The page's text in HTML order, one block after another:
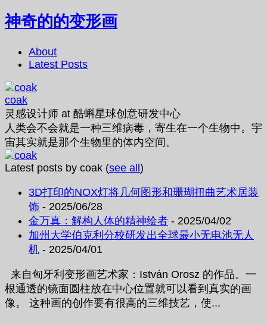
神奇的的变形画
About
Latest Posts
coak
灵感设计师 at 酷蝌星球创意研发中心
人类会不会就是一种三维病毒，寄生在一个生物中。宇
宙其实就是那个生物里的体内空间。
Latest posts by coak (see all)
3D打印的NOX灯将几何图形和珊瑚扭曲艺术居装
饰 - 2025/06/28
金万真：解构人体的精神绘者 - 2025/04/02
加州大学伯克利分校研发出全球最小无电池无人
机 - 2025/04/01
来自匈牙利变形画艺术家：István Orosz 的作品。一
根通透的镜面圆柱放在中心位置就可以看到真实的画
像。 这种画的创作要有很高的三维技艺，使...